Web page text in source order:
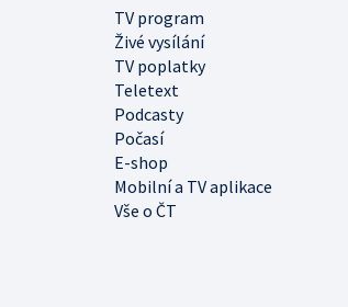
TV program
Živé vysílání
TV poplatky
Teletext
Podcasty
Počasí
E-shop
Mobilní a TV aplikace
Vše o ČT